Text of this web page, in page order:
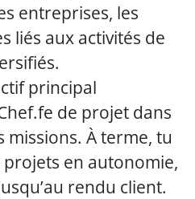
entreprises, les
liés aux activités de
principal
de projet dans
missions. À terme, tu
en autonomie,
rendu client.